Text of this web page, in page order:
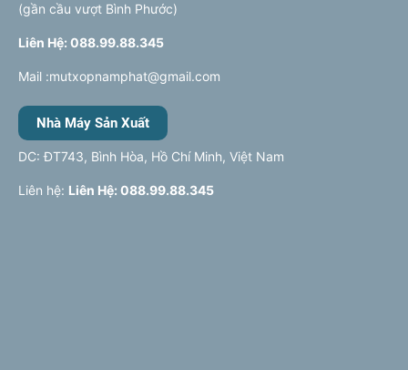
(gần cầu vượt Bình Phước)
Liên Hệ: 088.99.88.345
Mail :mutxopnamphat@gmail.com
Nhà Máy Sản Xuất
DC: ĐT743, Bình Hòa, Hồ Chí Minh, Việt Nam
Liên hệ: Liên Hệ: 088.99.88.345